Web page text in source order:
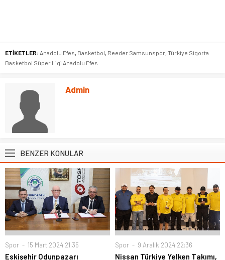
ETİKETLER: Anadolu Efes, Basketbol, Reeder Samsunspor, Türkiye Sigorta
Basketbol Süper Ligi Anadolu Efes
Admin
BENZER KONULAR
Spor 15 Mart 2024 21:35
Eskişehir Odunpazarı
Spor 9 Aralık 2024 22:36
Nissan Türkiye Yelken Takımı,